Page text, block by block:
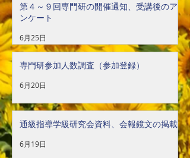
第４～９回専門研の開催通知、受講後のア
ンケート
6月25日
専門研参加人数調査（参加登録）
6月20日
通級指導学級研究会資料、会報鏡文の掲載
6月19日